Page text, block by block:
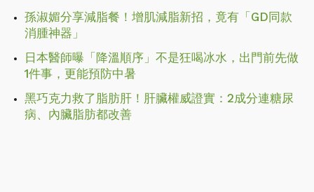
孫淑媚分享減脂餐！增肌減脂新招，竟有「GD同款
消腫神器」
日本醫師曝「降溫順序」不是狂喝冰水，出門前先做
1件事，更能預防中暑
黑巧克力救了脂肪肝！肝臟權威證實：2成分連糖尿
病、內臟脂肪都改善